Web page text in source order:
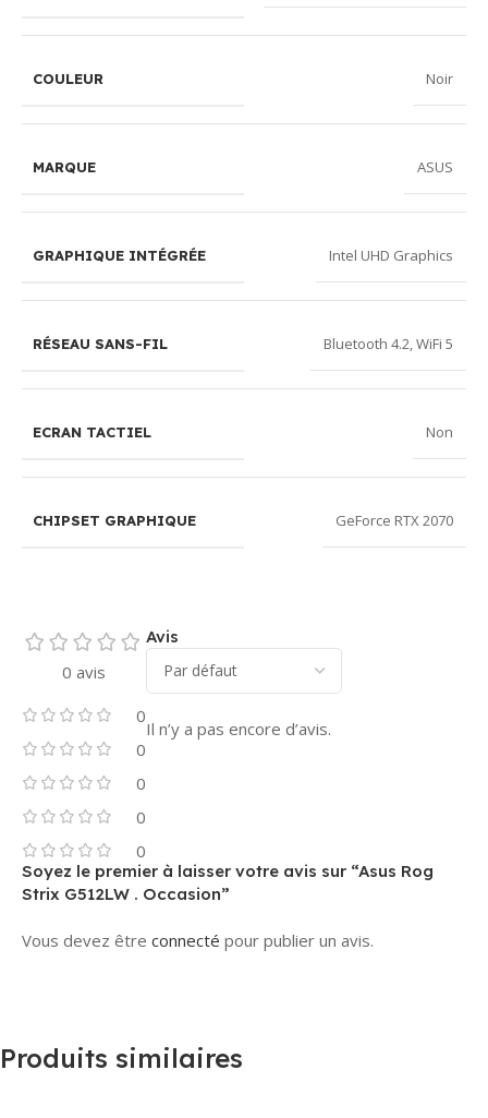
COULEUR Noir
MARQUE ASUS
GRAPHIQUE INTÉGRÉE Intel UHD Graphics
RÉSEAU SANS-FIL Bluetooth 4.2,WiFi 5
ECRAN TACTIEL Non
CHIPSET GRAPHIQUE GeForce RTX 2070
0 avis
0
0
0
0
0
Avis
Il n’y a pas encore d’avis.
Soyez le premier à laisser votre avis sur “Asus Rog
Strix G512LW . Occasion”
Vous devez être connecté pour publier un avis.
Produits similaires